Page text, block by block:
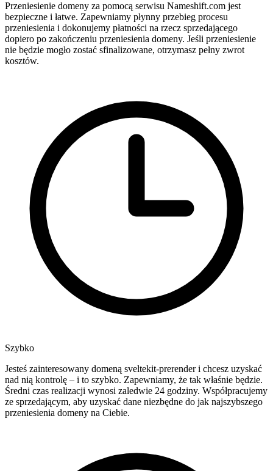
Przeniesienie domeny za pomocą serwisu Nameshift.com jest
bezpieczne i łatwe. Zapewniamy płynny przebieg procesu
przeniesienia i dokonujemy płatności na rzecz sprzedającego
dopiero po zakończeniu przeniesienia domeny. Jeśli przeniesienie
nie będzie mogło zostać sfinalizowane, otrzymasz pełny zwrot
kosztów.
Szybko
Jesteś zainteresowany domeną sveltekit-prerender i chcesz uzyskać
nad nią kontrolę – i to szybko. Zapewniamy, że tak właśnie będzie.
Średni czas realizacji wynosi zaledwie 24 godziny. Współpracujemy
ze sprzedającym, aby uzyskać dane niezbędne do jak najszybszego
przeniesienia domeny na Ciebie.